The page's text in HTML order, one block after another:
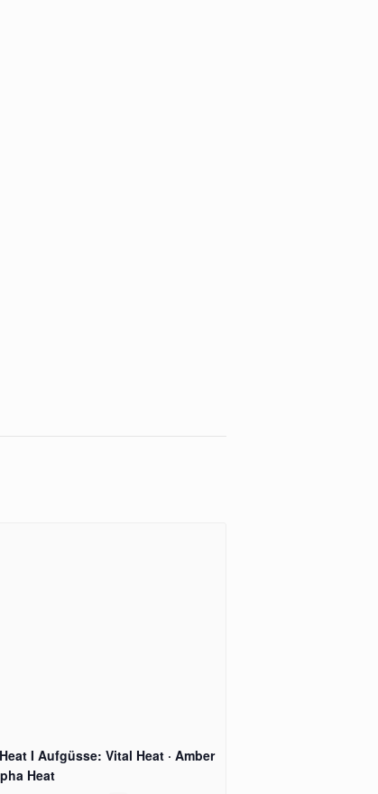
I Aufgüsse: Vital Heat · Amber
Heat